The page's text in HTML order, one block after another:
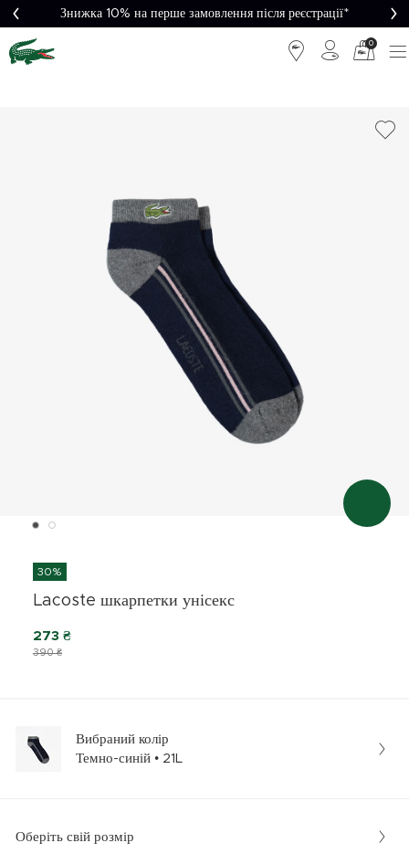
Знижка 10% на перше замовлення після реєстрації*
0
30%
Lacoste шкарпетки унісекс
390 ₴
273 ₴
Вибраний колір
Темно-синій • 21L
Оберіть свій розмір
Безкоштовна
доставка від
5000₴*